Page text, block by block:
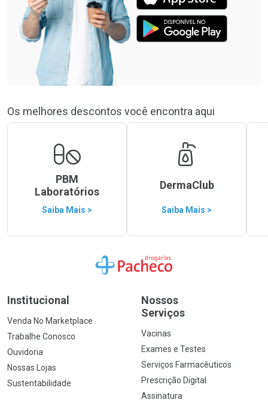
Os melhores descontos você encontra aqui
PBM
Laboratórios
Saiba Mais >
DermaClub
Saiba Mais >
Ir para a Home
Institucional
Venda No Marketplace
Trabalhe Conosco
Ouvidoria
Nossas Lojas
Sustentabilidade
Nossos
Serviços
Vacinas
Exames e Testes
Serviços Farmacêuticos
Prescrição Digital
Assinatura